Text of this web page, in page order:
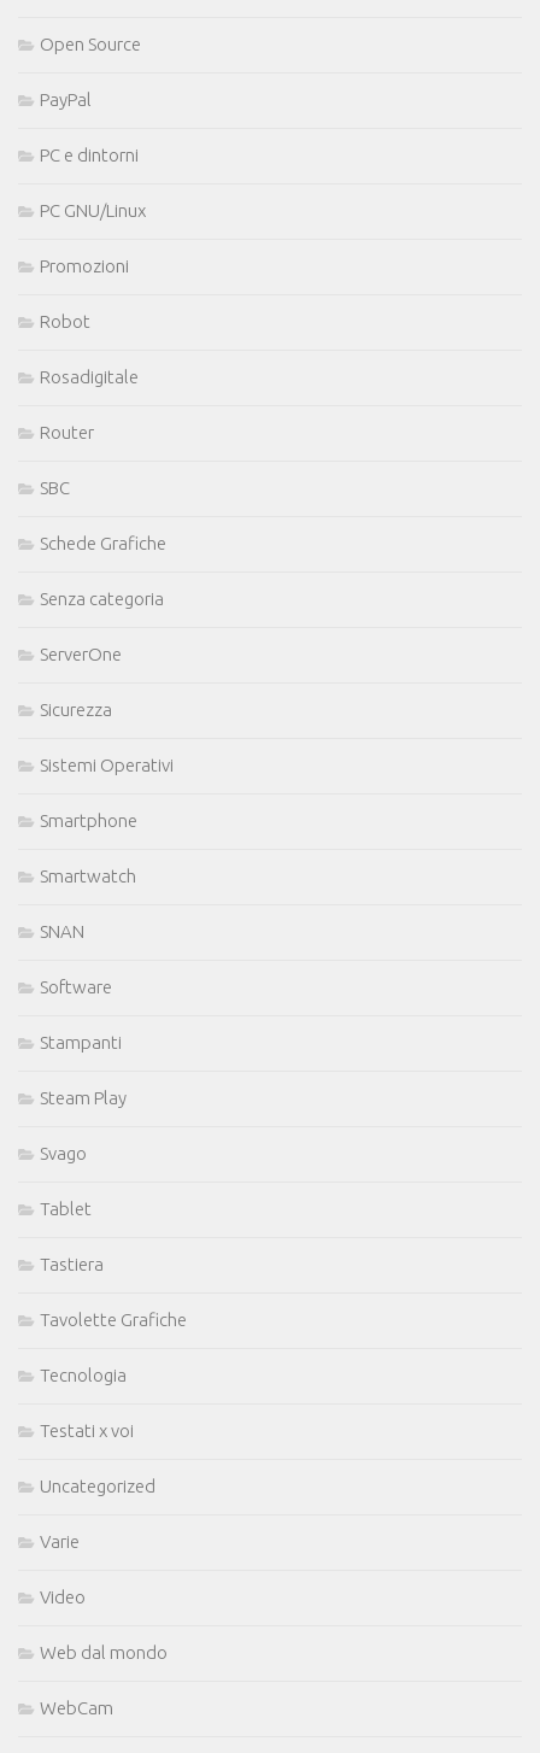
Open Source
PayPal
PC e dintorni
PC GNU/Linux
Promozioni
Robot
Rosadigitale
Router
SBC
Schede Grafiche
Senza categoria
ServerOne
Sicurezza
Sistemi Operativi
Smartphone
Smartwatch
SNAN
Software
Stampanti
Steam Play
Svago
Tablet
Tastiera
Tavolette Grafiche
Tecnologia
Testati x voi
Uncategorized
Varie
Video
Web dal mondo
WebCam